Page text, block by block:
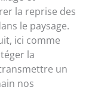
la reprise des
le paysage.
ici comme
la
un
nos